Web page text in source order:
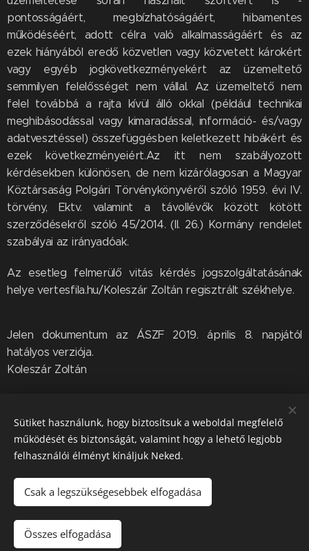
pontosságáért, megbízhatóságáért, hibamentes
működéséért, adott célra való alkalmasságáért és az
ezek hiányából eredő közvetlen vagy közvetett károkért
vagy egyéb jogkövetkezményekért az üzemeltető
semmilyen felelősséget nem vállal. Az üzemeltető nem
felel továbbá a rajta kívül álló okkal (például technikai
meghibásodással vagy kimaradással, információ- és/vagy
adatvesztéssel) összefüggésben keletkezett hibákért és
ezek következményeiért.Az itt nem szabályozott
kérdésekben különösen, de nem kizárólagosan a Magyar
Köztársaság Polgári Törvénykönyvéről szóló 1959. évi IV.
törvény, Ektv. valamint a távollévők között kötött
szerződésekről szóló 45/2014. (II. 26.) Kormány rendelet
szabályai az irányadóak.
Az esetleg felmerülő vitás kérdés jogszolgáltatásának
helye vertesfila.hu/Koleszár Zoltán regisztrált székhelye.
Jelen dokumentum az ÁSZF 2019. április 8. napjától
hatályos verziója.
Koleszár Zoltán
Koleszár Zoltán bélyegkereskedő
0620/9364-757 Sütik
Sütiket használunk, hogy biztosítsuk a weboldal megfelelő
működését és biztonságát, valamint hogy a lehető legjobb
felhasználói élményt kínáljuk Neked.
Csak a legszükségesebbek elfogadása
Összes elfogadása